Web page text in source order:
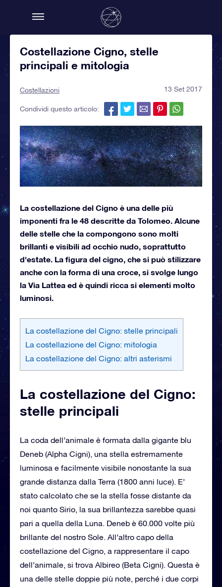
Costellazione Cigno, stelle
principali e mitologia
Costellazioni 13 Set 2017
Condividi questo articolo:
La costellazione del Cigno è una delle più
imponenti fra le 48 descritte da Tolomeo. Alcune
delle stelle che la compongono sono molti
brillanti e visibili ad occhio nudo, soprattutto
d'estate. La figura del cigno, che si può stilizzare
anche con la forma di una croce, si svolge lungo
la Via Lattea ed è quindi ricca si elementi molto
luminosi.
La costellazione del Cigno: stelle principali
La costellazione del Cigno: mitologia
La costellazione del Cigno: altri asterismi
La costellazione del Cigno:
stelle principali
La coda dell’animale è formata dalla gigante blu
Deneb (Alpha Cigni), una stella estremamente
luminosa e facilmente visibile nonostante la sua
grande distanza dalla Terra (1800 anni luce). E’
stato calcolato che se la stella fosse distante da
noi quanto Sirio, la sua brillantezza sarebbe quasi
pari a quella della Luna. Deneb è 60.000 volte più
brillante del nostro Sole. All’altro capo della
costellazione del Cigno, a rappresentare il capo
dell’animale, si trova Albireo (Beta Cigni). Questa è
una delle stelle doppie più note, perché i due corpi